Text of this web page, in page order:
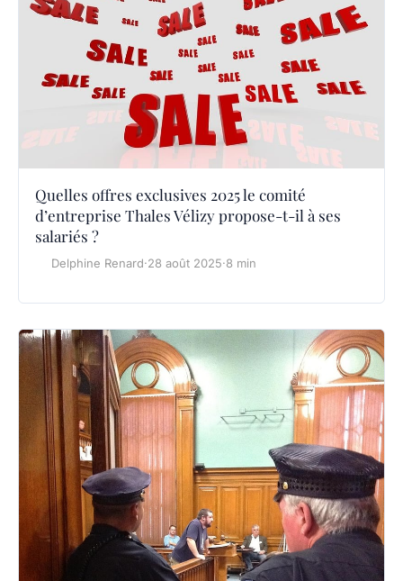
Quelles offres exclusives 2025 le comité
d’entreprise Thales Vélizy propose-t-il à ses
salariés ?
Delphine Renard·28 août 2025·8 min